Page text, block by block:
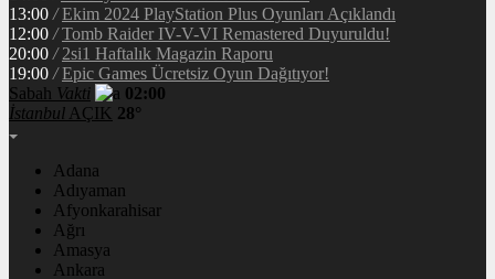
13:00 / Ekim 2024 PlayStation Plus Oyunları Açıklandı
12:00 / Tomb Raider IV-V-VI Remastered Duyuruldu!
20:00 / 2si1 Haftalık Magazin Raporu
19:00 / Epic Games Ücretsiz Oyun Dağıtıyor!
Sabah Vakti
02:00
İstanbul AÇIK 28°
Adana
Adıyaman
Afyonkarahisar
Ağrı
Amasya
Ankara